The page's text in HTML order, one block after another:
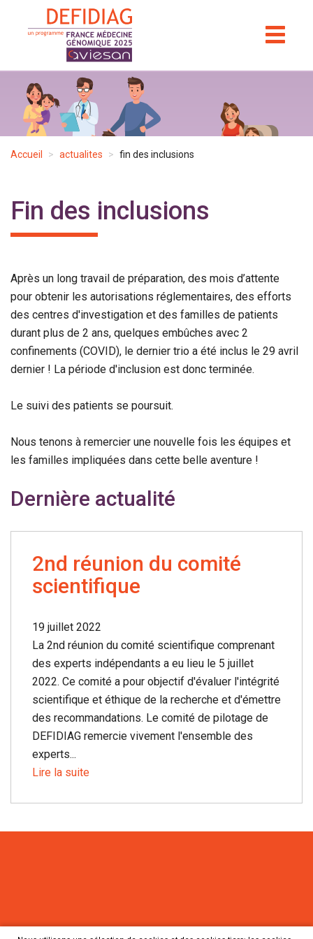
Accueil actualites fin des inclusions
Fin des inclusions
Après un long travail de préparation, des mois d’attente
pour obtenir les autorisations réglementaires, des efforts
des centres d'investigation et des familles de patients
durant plus de 2 ans, quelques embûches avec 2
confinements (COVID), le dernier trio a été inclus le 29 avril
dernier ! La période d'inclusion est donc terminée.
Le suivi des patients se poursuit.
Nous tenons à remercier une nouvelle fois les équipes et
les familles impliquées dans cette belle aventure !
Dernière actualité
2nd réunion du comité
scientifique
19 juillet 2022
La 2nd réunion du comité scientifique comprenant
des experts indépendants a eu lieu le 5 juillet
2022. Ce comité a pour objectif d'évaluer l'intégrité
scientifique et éthique de la recherche et d'émettre
des recommandations. Le comité de pilotage de
DEFIDIAG remercie vivement l'ensemble des
experts...
Lire la suite